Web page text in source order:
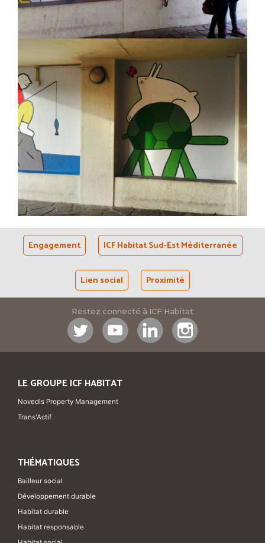
Engagement ICF Habitat Sud-Est Méditerranée
Lien social Proximité
Restez connecté à ICF Habitat
LE GROUPE ICF HABITAT
Novedis Property Management
Trans'Actif
THÉMATIQUES
Bailleur social
Développement durable
Habitat durable
Habitat responsable